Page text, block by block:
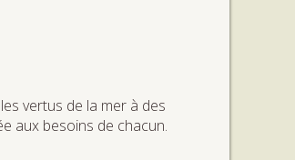
vertus de la mer à des
aux besoins de chacun.